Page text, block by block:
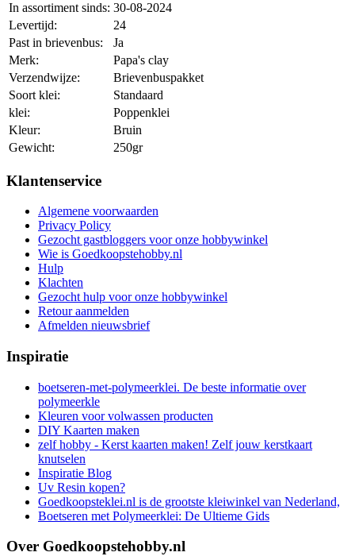
In assortiment sinds: 30-08-2024
Levertijd:
24
Past in brievenbus:
Ja
Merk:
Papa's clay
Verzendwijze:
Brievenbuspakket
Soort klei:
Standaard
klei:
Poppenklei
Kleur:
Bruin
Gewicht:
250gr
Klantenservice
Algemene voorwaarden
Privacy Policy
Gezocht gastbloggers voor onze hobbywinkel
Wie is Goedkoopstehobby.nl
Hulp
Klachten
Gezocht hulp voor onze hobbywinkel
Retour aanmelden
Afmelden nieuwsbrief
Inspiratie
boetseren-met-polymeerklei. De beste informatie over
polymeerkle
Kleuren voor volwassen producten
DIY Kaarten maken
zelf hobby - Kerst kaarten maken! Zelf jouw kerstkaart
knutselen
Inspiratie Blog
Uv Resin kopen?
Goedkoopsteklei.nl is de grootste kleiwinkel van Nederland,
Boetseren met Polymeerklei: De Ultieme Gids
Over Goedkoopstehobby.nl